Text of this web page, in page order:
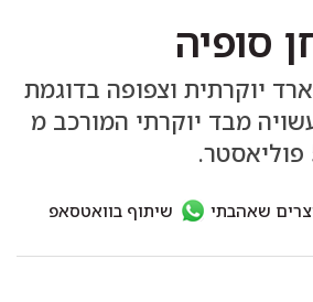
סופיה
יוקרתית וצפופה בדוגמת
מבד יוקרתי המורכב מ